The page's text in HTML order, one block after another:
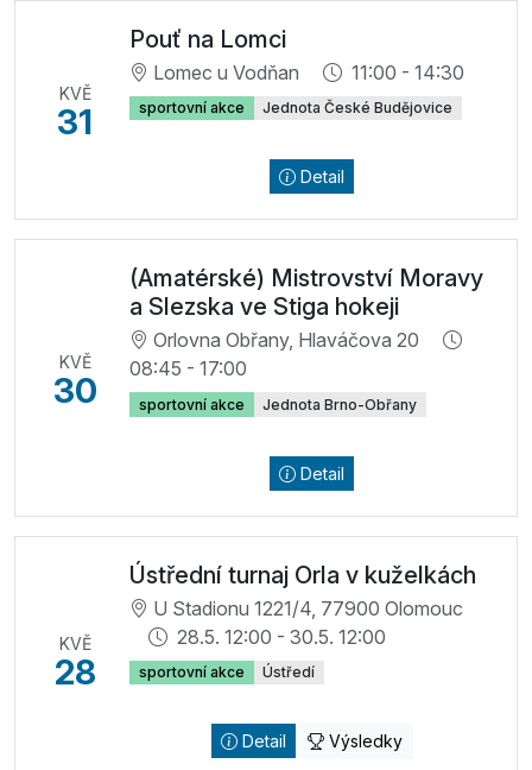
KVĚ
31
Pouť na Lomci
Lomec u Vodňan 11:00 - 14:30
sportovní akce Jednota České Budějovice
Detail
KVĚ
30
(Amatérské) Mistrovství Moravy
a Slezska ve Stiga hokeji
Orlovna Obřany, Hlaváčova 20
08:45 - 17:00
sportovní akce Jednota Brno-Obřany
Detail
KVĚ
28
Ústřední turnaj Orla v kuželkách
U Stadionu 1221/4, 77900 Olomouc
28.5. 12:00 - 30.5. 12:00
sportovní akce Ústředí
Detail Výsledky